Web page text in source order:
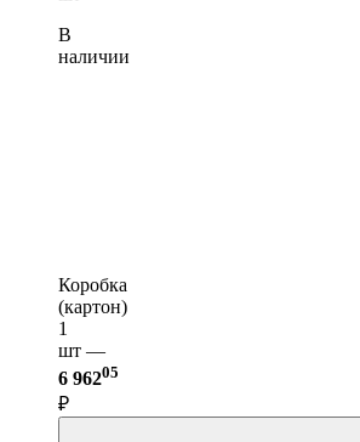
В
наличии
Коробка
(картон)
1
шт —
6 96205
₽